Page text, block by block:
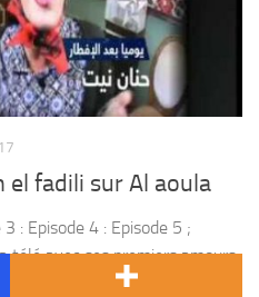
el fadili sur Al aoula
: Episode 4 : Episode 5 ;
télé avec ses premiers amours:
des émissions,...